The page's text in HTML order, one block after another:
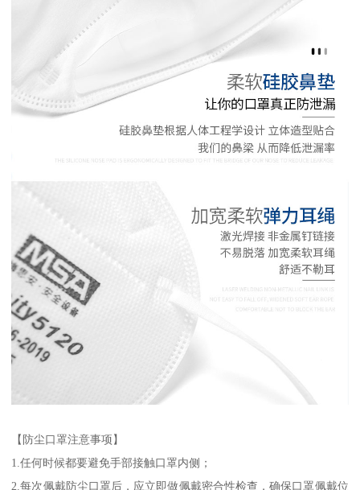
【防尘口罩注意事项】
1.任何时候都要避免手部接触口罩内侧；
2.每次佩戴防尘口罩后，应立即做佩戴密合性检查，确保口罩佩戴位